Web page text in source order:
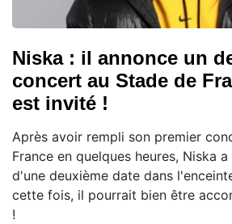
Niska : il annonce un
concert au Stade de
est invité !
Après avoir rempli son premier
France en quelques heures, Niska
d'une deuxième date dans
cette fois, il pourrait bien être
!